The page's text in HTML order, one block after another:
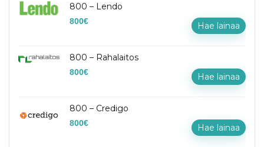
800 – Lendo
800€ Hae lainaa
800 – Rahalaitos
800€ Hae lainaa
800 – Credigo
800€ Hae lainaa